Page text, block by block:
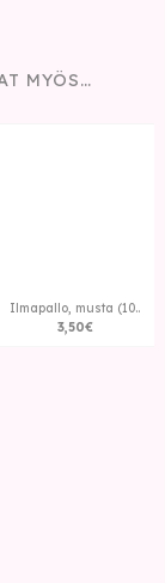
MYÖS…
Ilmapallo, musta (10..
3,50€